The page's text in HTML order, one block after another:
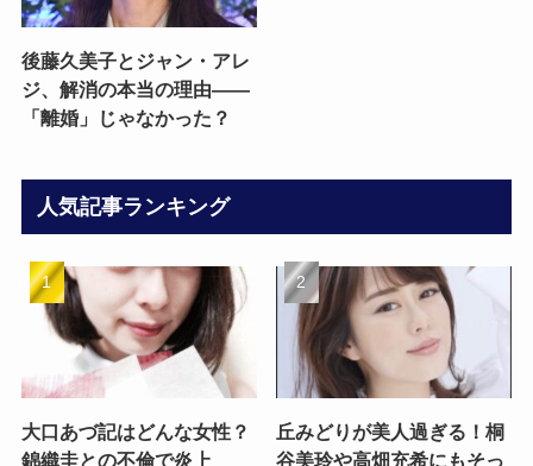
後藤久美子とジャン・アレ
ジ、解消の本当の理由——
「離婚」じゃなかった？
人気記事ランキング
大口あづ記はどんな女性？
錦織圭との不倫で炎上
丘みどりが美人過ぎる！桐
谷美玲や高畑充希にもそっ